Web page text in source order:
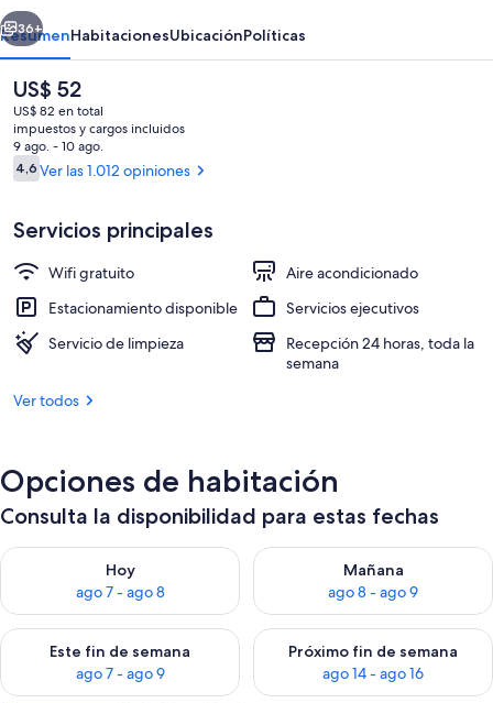
Sala de estar en el lobby
Siguiente
36+
ResumenHabitacionesUbicaciónPolíticas
El
precio
actual
es
de
US$ 52
US$ 52
US$ 82 en total
impuestos y cargos incluidos
9 ago. - 10 ago.
Opiniones
4,64,6 de 10
Ver las 1.012 opiniones
Servicios principales
Wifi gratuito
Aire acondicionado
Estacionamiento disponible
Servicios ejecutivos
Servicio de limpieza
Recepción 24 horas, toda la
semana
Ver todos
Opciones de habitación
Consulta la disponibilidad para estas fechas
Hoy
ago 7 - ago 8
Consulta la disponibilidad para hoy ago 7 - ago 8
Mañana
ago 8 - ago 9
Consulta la disponibilidad
Este fin de semana
ago 7 - ago 9
Consulta la disponibilidad para este fin de semana ago 7 -
Próximo fin de semana
ago 14 - ago 16
Consulta la disponibilidad